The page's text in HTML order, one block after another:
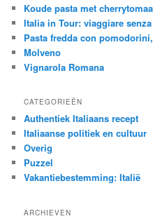
Koude pasta met
Italia in Tour: viaggiare
Pasta fredda con
Molveno
Vignarola Romana
CATEGORIEËN
Authentiek Italiaans recept
Italiaanse politiek en cultuur
Overig
Puzzel
Vakantiebestemming: Italië
ARCHIEVEN